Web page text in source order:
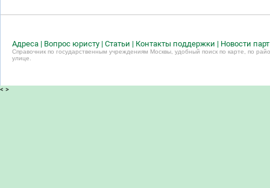
Адреса | Вопрос юристу | Статьи | Контакты поддержки | Новости
Справочник по государственным учреждениям Москвы, удобный поиск по карте, по
улице.
< >